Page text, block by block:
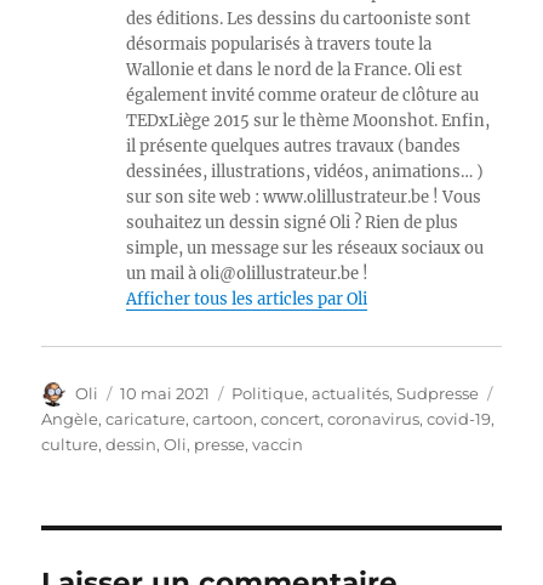
des éditions. Les dessins du cartooniste sont
désormais popularisés à travers toute la
Wallonie et dans le nord de la France. Oli est
également invité comme orateur de clôture au
TEDxLiège 2015 sur le thème Moonshot. Enfin,
il présente quelques autres travaux (bandes
dessinées, illustrations, vidéos, animations… )
sur son site web : www.olillustrateur.be ! Vous
souhaitez un dessin signé Oli ? Rien de plus
simple, un message sur les réseaux sociaux ou
un mail à oli@olillustrateur.be !
Afficher tous les articles par Oli
Auteur
Oli
Publié
le
10 mai 2021 Catégories
Politique, actualités,Sudpresse
Angèle,caricature,cartoon,concert,coronavirus,covid-19,
culture,dessin,Oli, presse,vaccin